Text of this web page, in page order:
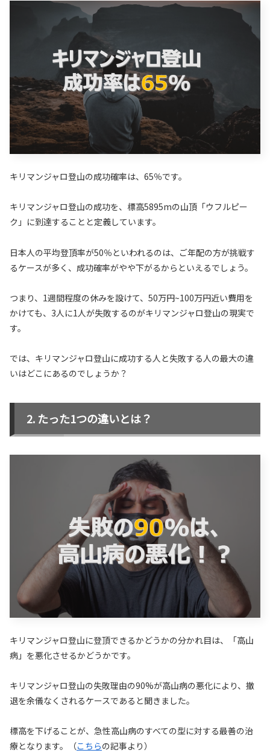
キリマンジャロ登山の成功確率は、65％です。
キリマンジャロ登山の成功を、標高5895mの山頂「ウフルピー
ク」に到達することと定義しています。
日本人の平均登頂率が50％といわれるのは、ご年配の方が挑戦す
るケースが多く、成功確率がやや下がるからといえるでしょう。
つまり、1週間程度の休みを設けて、50万円~100万円近い費用を
かけても、3人に1人が失敗するのがキリマンジャロ登山の現実で
す。
では、キリマンジャロ登山に成功する人と失敗する人の最大の違
いはどこにあるのでしょうか？
たった1つの違いとは？
キリマンジャロ登山に登頂できるかどうかの分かれ目は、「高山
病」を悪化させるかどうかです。
キリマンジャロ登山の失敗理由の90%が高山病の悪化により、撤
退を余儀なくされるケースであると聞きました。
標高を下げることが、急性高山病のすべての型に対する最善の治
療となります。（こちらの記事より）